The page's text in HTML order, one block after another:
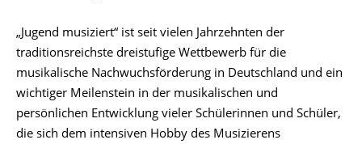
„Jugend musiziert“ ist seit vielen Jahrzehnten der
traditionsreichste dreistufige Wettbewerb für die
musikalische Nachwuchsförderung in Deutschland und ein
wichtiger Meilenstein in der musikalischen und
persönlichen Entwicklung vieler Schülerinnen und Schüler,
die sich dem intensiven Hobby des Musizierens